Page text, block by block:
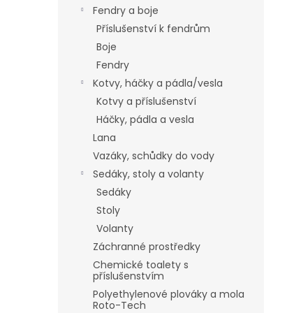
Fendry a boje
Příslušenství k fendrům
Boje
Fendry
Kotvy, háčky a pádla/vesla
Kotvy a příslušenství
Háčky, pádla a vesla
Lana
Vazáky, schůdky do vody
Sedáky, stoly a volanty
Sedáky
Stoly
Volanty
Záchranné prostředky
Chemické toalety s
příslušenstvím
Polyethylenové plováky a mola
Roto-Tech